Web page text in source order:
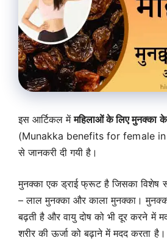
इस आर्टिकल मेंमहिलाओं के लिए मुनक्का
(Munakka benefits for female in
से जानकरी दी गयी है।
मुनक्का एक ड्राई फ्रूट है जिसका विशेष
– लाल मुनक्का और काला मुनक्का।
बढ़ती है और वायु दोष को भी दूर करने में
शरीर की ऊर्जा को बढ़ाने में मदद करता